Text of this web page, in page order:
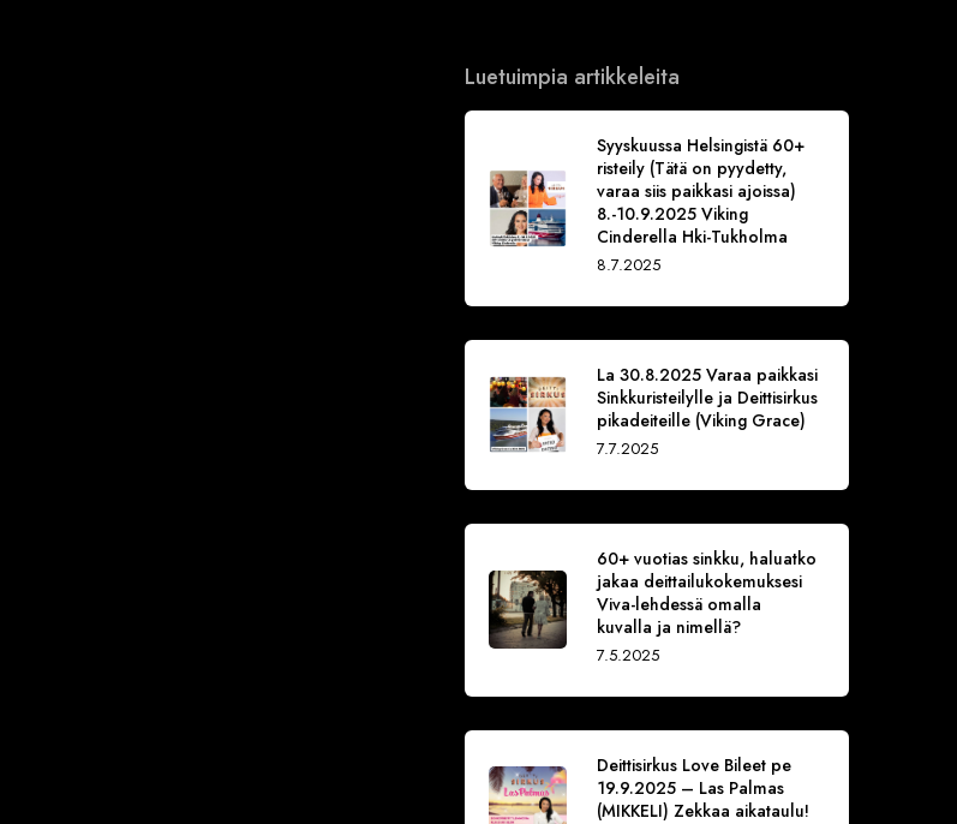
Luetuimpia artikkeleita
Syyskuussa Helsingistä 60+
risteily (Tätä on pyydetty,
varaa siis paikkasi ajoissa)
8.-10.9.2025 Viking
Cinderella Hki-Tukholma
8.7.2025
La 30.8.2025 Varaa paikkasi
Sinkkuristeilylle ja Deittisirkus
pikadeiteille (Viking Grace)
7.7.2025
60+ vuotias sinkku, haluatko
jakaa deittailukokemuksesi
Viva-lehdessä omalla
kuvalla ja nimellä?
7.5.2025
Deittisirkus Love Bileet pe
19.9.2025 – Las Palmas
(MIKKELI) Zekkaa aikataulu!